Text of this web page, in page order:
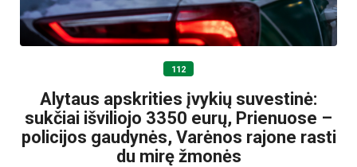
112
Alytaus apskrities įvykių suvestinė:
sukčiai išviliojo 3350 eurų, Prienuose –
policijos gaudynės, Varėnos rajone rasti
du mirę žmonės